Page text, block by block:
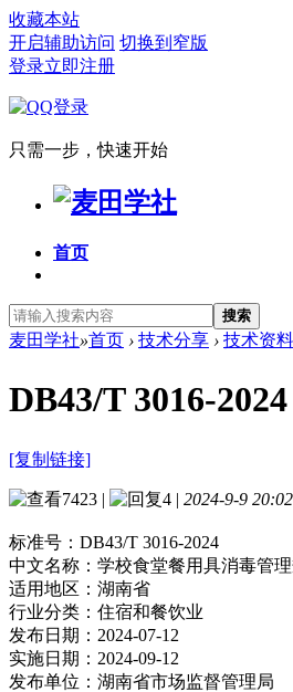
收藏本站
开启辅助访问 切换到窄版
登录立即注册
只需一步，快速开始
首页
搜索
麦田学社»首页 › 技术分享 › 技术资料
DB43/T 3016-
[复制链接]
7423 | 4 | 2024-9-9 20:02
标准号： DB43/T 3016-2024
中文名称： 学校食堂餐用具消毒管
适用地区： 湖南省
行业分类： 住宿和餐饮业
发布日期： 2024-07-12
实施日期： 2024-09-12
发布单位： 湖南省市场监督管理局